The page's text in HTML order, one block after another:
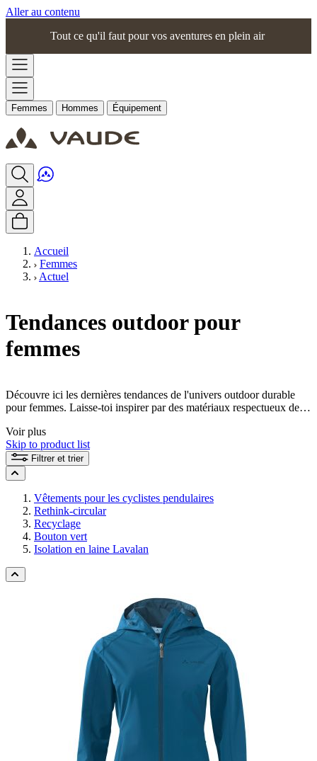
Aller au contenu
Tout ce qu'il faut pour vos aventures en plein air
Femmes Hommes Équipement
Accueil
Femmes
Actuel
Tendances outdoor pour
femmes
Découvre ici les dernières tendances de l'univers outdoor durable
pour femmes. Laisse-toi inspirer par des matériaux respectueux de
responsable.
Voir plus
Skip to product list
Filtrer et trier
Vêtements pour les cyclistes pendulaires
Rethink-circular
Recyclage
Bouton vert
Isolation en laine Lavalan